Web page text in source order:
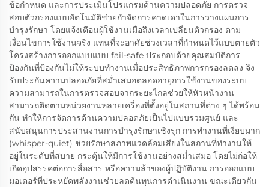
ข้อกำหนด และการประเมินโปรแกรมด้านความปลอดภัย การตรวจ
สอบตัวกรองแบบอัตโนมัติช่วยกำจัดการคาดเดาในการวางแผนการ
บำรุงรักษา โดยแจ้งเตือนผู้ใช้งานเมื่อถึงเวลาเปลี่ยนตัวกรอง ตาม
เงื่อนไขการใช้งานจริง แทนที่จะอาศัยช่วงเวลาที่กำหนดไว้แบบตายตัว
โครงสร้างการออกแบบแบบ fail-safe ประกอบด้วยคุณสมบัติการ
ป้องกันที่ป้องกันไม่ให้ระบบทำงานเมื่อประสิทธิภาพการกรองลดลง จึง
รับประกันความปลอดภัยที่สม่ำเสมอตลอดอายุการใช้งานของระบบ
ความสามารถในการตรวจสอบจากระยะไกลช่วยให้หัวหน้างาน
สามารถติดตามหน่วยงานหลายเครื่องที่ตั้งอยู่ในสถานที่ต่าง ๆ ได้พร้อม
กัน ทำให้การจัดการด้านความปลอดภัยเป็นไปแบบรวมศูนย์ และ
สนับสนุนการประสานงานการบำรุงรักษาเชิงรุก การทำงานที่เงียบมาก
(whisper-quiet) ช่วยรักษาสภาพแวดล้อมเสียงในสถานที่ทำงานให้
อยู่ในระดับที่สบาย กระตุ้นให้มีการใช้งานอย่างสม่ำเสมอ โดยไม่ก่อให้
เกิดอุปสรรคต่อการสื่อสาร หรือความล้าของผู้ปฏิบัติงาน การออกแบบ
มอเตอร์ที่ประหยัดพลังงานช่วยลดต้นทุนการดำเนินงาน ขณะเดียวกัน